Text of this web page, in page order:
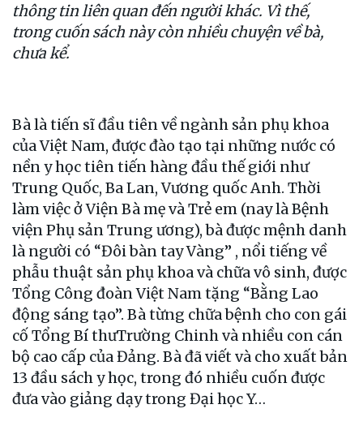
thông tin liên quan đến người khác. Vì thế,
trong cuốn sách này còn nhiều chuyện về bà,
chưa kể.
Bà là tiến sĩ đầu tiên về ngành sản phụ khoa
của Việt Nam, được đào tạo tại những nước có
nền y học tiên tiến hàng đầu thế giới như
Trung Quốc, Ba Lan, Vương quốc Anh. Thời
làm việc ở Viện Bà mẹ và Trẻ em (nay là Bệnh
viện Phụ sản Trung ương), bà được mệnh danh
là người có “Đôi bàn tay Vàng” , nổi tiếng về
phẫu thuật sản phụ khoa và chữa vô sinh, được
Tổng Công đoàn Việt Nam tặng “Bằng Lao
động sáng tạo”. Bà từng chữa bệnh cho con gái
cố Tổng Bí thưTrường Chinh và nhiều con cán
bộ cao cấp của Đảng. Bà đã viết và cho xuất bản
13 đầu sách y học, trong đó nhiều cuốn được
đưa vào giảng dạy trong Đại học Y…